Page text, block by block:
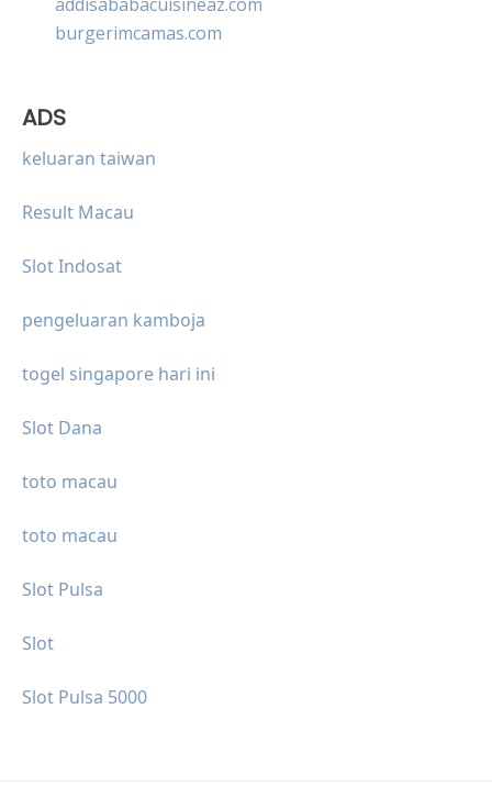
burgerimcamas.com
ADS
keluaran taiwan
Result Macau
Slot Indosat
pengeluaran kamboja
togel singapore hari ini
Slot Dana
toto macau
toto macau
Slot Pulsa
Slot
Slot Pulsa 5000